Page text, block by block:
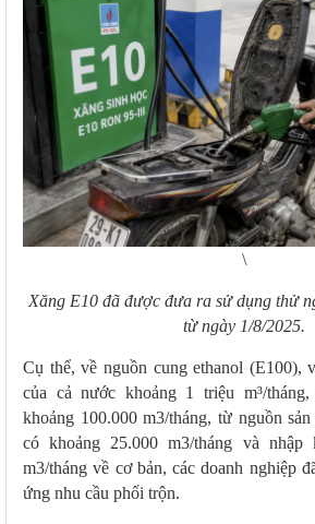
\
Xăng E10 đã được đưa ra sử dụng thử
từ ngày 1/8/2025.
Cụ thể, về nguồn cung ethanol (E100),
của cả nước khoảng 1 triệu m³/
khoảng 100.000 m3/tháng, từ nguồn
có khoảng 25.000 m3/tháng và nhập
m3/tháng về cơ bản, các doanh nghiệp
ứng nhu cầu phối trộn.